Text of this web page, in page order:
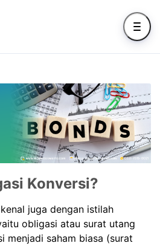
Konversi?
juga dengan istilah
obligasi atau surat utang
menjadi saham biasa (surat